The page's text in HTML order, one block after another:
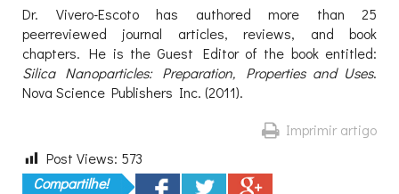
Dr. Vivero-Escoto has authored more than 25
peerreviewed journal articles, reviews, and book
chapters. He is the Guest Editor of the book entitled:
Silica Nanoparticles: Preparation, Properties and Uses.
Nova Science Publishers Inc. (2011).
Imprimir artigo
Post Views: 573
Compartilhe!